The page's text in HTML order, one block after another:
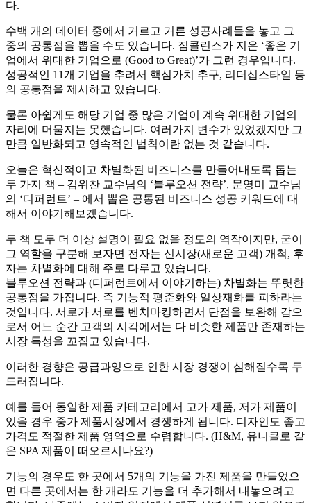
다.
수백 개의 데이터 중에서 거르고 거른 성공사례들을 놓고 그
중의 공통점을 뽑을 수도 있습니다. 짐콜린스가 지은 ‘좋은 기
업에서 위대한 기업으로 (Good to Great)’가 그런 경우입니다.
성공적인 11개 기업을 추려서 핵심가치 추구, 리더십스타일 등
의 공통점을 제시하고 있습니다.
물론 아쉽게도 해당 기업 중 많은 기업이 계속 위대한 기업의
자리에 머물지는 못했습니다. 여러가지 변수가 있었겠지만 그
만큼 일반화되고 영속적인 법칙이란 없는 것 같습니다.
오늘은 혁신적이고 차별화된 비즈니스를 만들어내도록 돕는
두 가지 책 – 김위찬 교수님의 ‘블루오션 전략’, 문영미 교수님
의 ‘디퍼런트’ – 에서 뽑은 공통된 비즈니스 성공 키워드에 대
해서 이야기해보겠습니다.
두 책 모두 더 이상 설명이 필요 없을 정도의 역작이지만, 굳이
그 역할을 구분해 보자면 전자는 신시장(새로운 고객) 개척, 후
자는 차별화에 대해 주로 다루고 있습니다.
블루오션 전략과 (디퍼런트에서 이야기하는) 차별화는 뚜렷한
공통점을 가집니다. 즉 기능적 평준화와 일상재화를 피하라는
것입니다. 서로가 서로를 벤치마킹하면서 단점을 보완해 감으
로서 어느 순간 고객의 시각에서는 다 비슷한 제품만 존재하는
시장 특성을 꼬집고 있습니다.
이러한 경향은 공급과잉으로 인한 시장 경쟁이 심해질수록 두
드러집니다.
예를 들어 동일한 제품 카테고리에서 고가 제품, 저가 제품이
있을 경우 중가 제품시장에서 경쟁하게 됩니다. 디자인도 좋고
가격도 적절한 제품 영역으로 수렴합니다. (H&M, 유니클로 같
은 SPA 제품이 떠오르시나요?)
기능의 경우도 한 곳에서 5개의 기능을 가진 제품을 만들었으
면 다른 곳에서는 한 개라도 기능을 더 추가해서 내놓으려고